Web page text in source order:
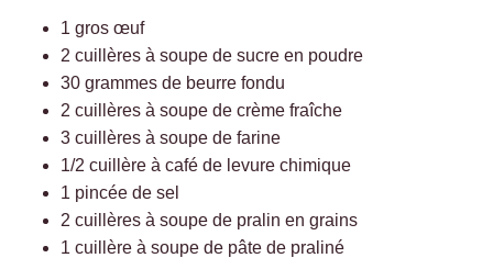
1 gros œuf
2 cuillères à soupe de sucre en poudre
30 grammes de beurre fondu
2 cuillères à soupe de crème fraîche
3 cuillères à soupe de farine
1/2 cuillère à café de levure chimique
1 pincée de sel
2 cuillères à soupe de pralin en grains
1 cuillère à soupe de pâte de praliné